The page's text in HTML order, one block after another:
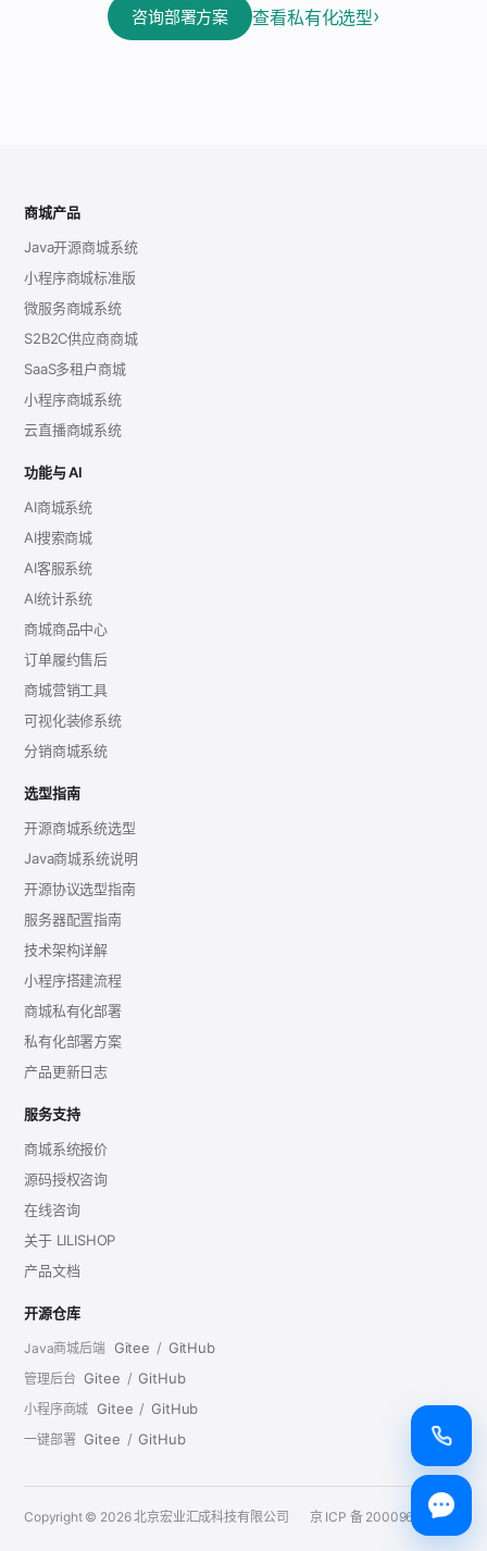
咨询部署方案 查看私有化选型
商城产品
Java开源商城系统
小程序商城标准版
微服务商城系统
S2B2C供应商商城
SaaS多租户商城
小程序商城系统
云直播商城系统
功能与 AI
AI商城系统
AI搜索商城
AI客服系统
AI统计系统
商城商品中心
订单履约售后
商城营销工具
可视化装修系统
分销商城系统
选型指南
开源商城系统选型
Java商城系统说明
开源协议选型指南
服务器配置指南
技术架构详解
小程序搭建流程
商城私有化部署
私有化部署方案
产品更新日志
服务支持
商城系统报价
源码授权咨询
在线咨询
关于 LILISHOP
产品文档
开源仓库
Java商城后端 Gitee / GitHub
管理后台 Gitee / GitHub
小程序商城 Gitee / GitHub
一键部署 Gitee / GitHub
Copyright © 2026 北京宏业汇成科技有限公司 京 ICP 备 20009696 号 - 1